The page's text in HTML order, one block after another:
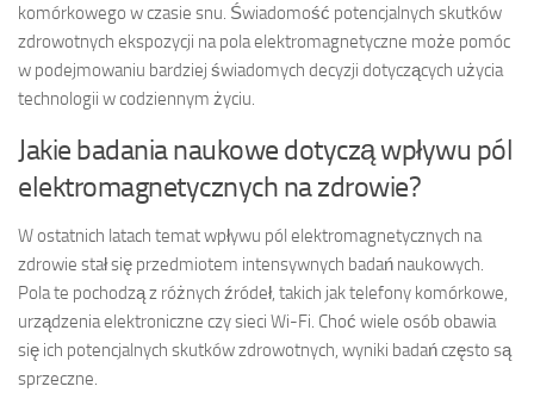
komórkowego w czasie snu. Świadomość potencjalnych skutków
zdrowotnych ekspozycji na pola elektromagnetyczne może pomóc
w podejmowaniu bardziej świadomych decyzji dotyczących użycia
technologii w codziennym życiu.
Jakie badania naukowe dotyczą wpływu pól
elektromagnetycznych na zdrowie?
W ostatnich latach temat wpływu pól elektromagnetycznych na
zdrowie stał się przedmiotem intensywnych badań naukowych.
Pola te pochodzą z różnych źródeł, takich jak telefony komórkowe,
urządzenia elektroniczne czy sieci Wi-Fi. Choć wiele osób obawia
się ich potencjalnych skutków zdrowotnych, wyniki badań często są
sprzeczne.